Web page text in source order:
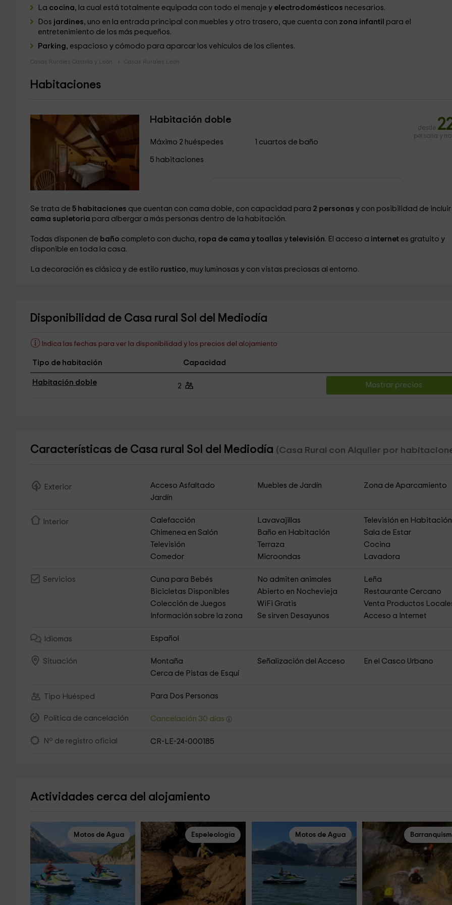
La cocina, la cual está totalmente equipada con todo el menaje y electrodomésticos necesarios.
Dos jardines, uno en la entrada principal con muebles y otro trasero, que cuenta con zona infantil para el
entretenimiento de los más pequeños.
Parking, espacioso y cómodo para aparcar los vehículos de los clientes.
Casas Rurales Castilla y León Casas Rurales León
Habitaciones
Habitación doble
Máximo 2 huéspedes
5 habitaciones
1 cuartos de baño
desde
persona y
Se trata de 5 habitaciones que cuentan con cama doble, con capacidad para 2 personas y con posibilidad de incluir
cama supletoria para albergar a más personas dentro de la habitación.
Todas disponen de baño completo con ducha, ropa de cama y toallas y televisión. El acceso a internet es gratuito y
disponible en toda la casa.
La decoración es clásica y de estilo rustico, muy luminosas y con vistas preciosas al entorno.
Disponibilidad de Casa rural Sol del Mediodía
Indica las fechas para ver la disponibilidad y los precios del alojamiento
Tipo de habitación Capacidad
Habitación doble 2 Mostrar precios
Características de Casa rural Sol del Mediodía (Casa Rural con Alquiler por
Exterior Acceso Asfaltado Muebles de Jardín
Zona de Aparcamiento
Jardín
Interior Calefacción Lavavajillas
Televisión en Habitación
Chimenea en Salón
Baño en Habitación
Sala de Estar
Televisión
Terraza
Cocina
Comedor
Microondas Lavadora
Servicios Cuna para Bebés No admiten animales
Leña
Bicicletas Disponibles
Abierto en Nochevieja
Restaurante Cercano
Colección de Juegos
WiFi Gratis
Venta Productos
Información sobre la zona
Se sirven Desayunos Acceso a Internet
Idiomas Español
Situación Montaña Señalización del Acceso
En el Casco Urbano
Cerca de Pistas de Esquí
Tipo Huésped Para Dos Personas
Política de cancelación Cancelación 30 días
Nº de registro oficial CR-LE-24-000185
Actividades cerca del alojamiento
Motos de Agua Espeleología Motos de Agua